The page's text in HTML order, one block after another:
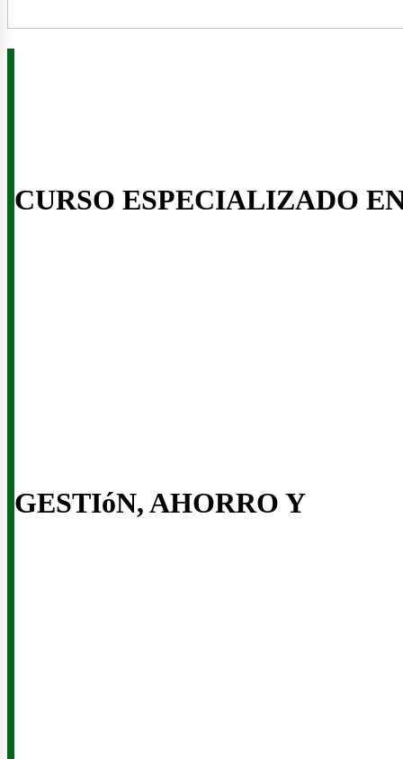
CURSO ESPECIALIZADO
GESTIóN, AHORRO Y